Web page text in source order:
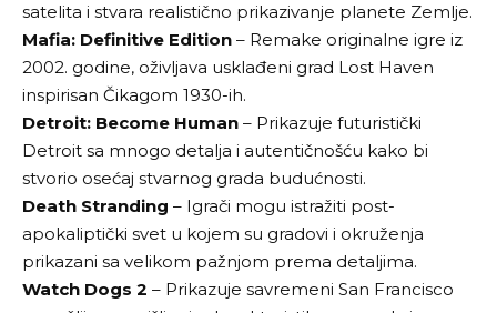
satelita i stvara realistično prikazivanje planete Zemlje.
Mafia: Definitive Edition – Remake originalne igre iz
2002. godine, oživljava usklađeni grad Lost Haven
inspirisan Čikagom 1930-ih.
Detroit: Become Human – Prikazuje futuristički
Detroit sa mnogo detalja i autentičnošću kako bi
stvorio osećaj stvarnog grada budućnosti.
Death Stranding – Igrači mogu istražiti post-
apokaliptički svet u kojem su gradovi i okruženja
prikazani sa velikom pažnjom prema detaljima.
Watch Dogs 2 – Prikazuje savremeni San Francisco